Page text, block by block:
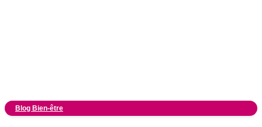
Blog Bien-être